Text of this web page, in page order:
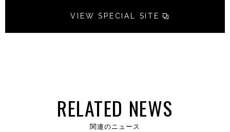
VIEW SPECIAL SITE
RELATED NEWS
関連のニュース